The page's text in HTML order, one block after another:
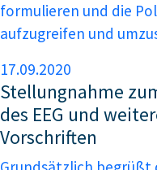
formulieren und die
aufzugreifen und
17.09.2020
Stellungnahme
des EEG und
Vorschriften